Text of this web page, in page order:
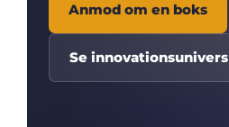
Anmod om en boks
Se innovationsunivers